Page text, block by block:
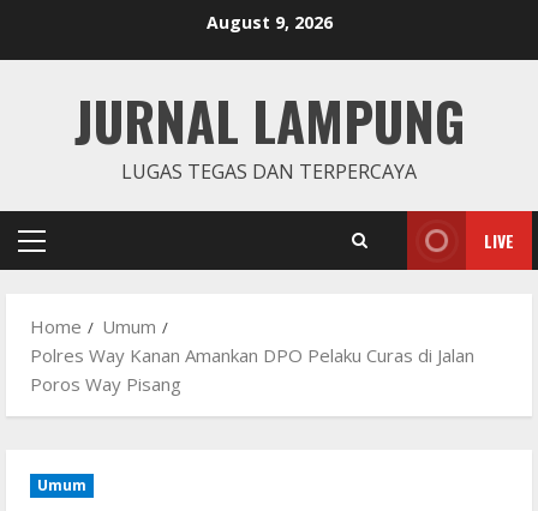
August 9, 2026
JURNAL LAMPUNG
LUGAS TEGAS DAN TERPERCAYA
Primary
LIVE
Home
Umum
Polres Way Kanan Amankan DPO Pelaku Curas di Jalan
Poros Way Pisang
Umum